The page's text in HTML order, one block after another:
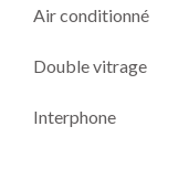
Air conditionné
Double vitrage
Interphone